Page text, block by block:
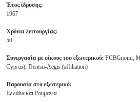
Έτος ίδρυσης:
1967
Χρόνια λειτουργίας:
50
Συνεργασία με οίκους του εξωτερικού:FCBGnomi,
Cyprus), Dentsu-Aegis (affiliation)
Παρουσία στο εξωτερικό:
Ελλάδα και Ρουμανία